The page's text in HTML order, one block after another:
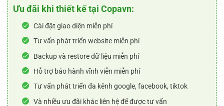
Ưu đãi khi thiết kế tại Copavn:
Cài đặt giao diện miễn phí
Tư vấn phát triển website miễn phí
Backup và restore dữ liệu miễn phí
Hỗ trợ bảo hành vĩnh viễn miễn phí
Tư vấn phát triển đa kênh google, facebook, tiktok
Và nhiều ưu đãi khác liên hệ để được tư vấn